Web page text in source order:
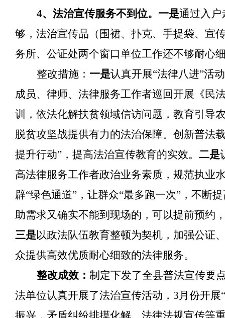
4、法治宣传服务不到位。一是通过入户
够，法治宣传品（围裙、扑克、手提袋、宣
务所、公证处两个窗口单位工作还不够耐心
整改措施： 一是认真开展“法律八进”活
成员、律师、法律服务工作者巡回开展《民
训，依法化解扶贫领域信访问题，教育引导
脱贫攻坚战提供有力的法治保障。创新普法
提升行动”，提高法治宣传教育的实效。 二是
高法律服务工作者政治业务素质，规范执业
辟“绿色通道”，让群众“最多跑一次”，不断
助需求又确实不能到现场的，可以提前预约
三是以政法队伍教育整顿为契机，加强公证
众提供高效优质耐心细致的法律服务。
整改成效： 制定下发了全县普法宣传要
法单位认真开展了法治宣传活动，3月份开
振兴，矛盾纠纷排摸化解、法律法规宣传等